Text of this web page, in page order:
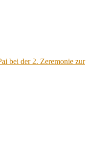
bei der 2. Zeremonie zur